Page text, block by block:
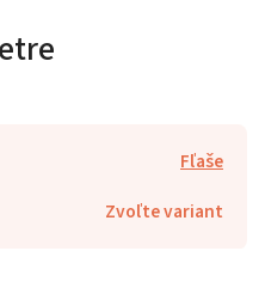
Fľaše
Zvoľte variant